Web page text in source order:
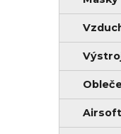
p
a
i
Airsoft